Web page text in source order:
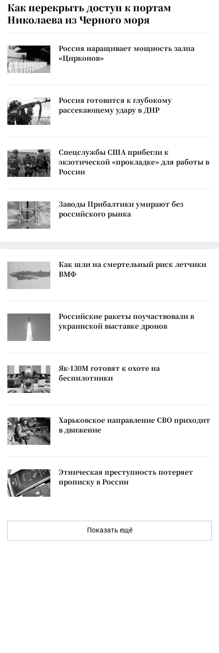
Как перекрыть доступ к портам
Николаева из Черного моря
Россия наращивает мощность залпа
«Цирконов»
Россия готовится к глубокому
рассекающему удару в ДНР
Спецслужбы США прибегли к
экзотической «прокладке» для работы в
России
Заводы Прибалтики умирают без
российского рынка
Как шли на смертельный риск летчики
ВМФ
Российские ракеты поучаствовали в
украинской выставке дронов
Як-130М готовят к охоте на
беспилотники
Харьковское направление СВО приходит
в движение
Этническая преступность потеряет
прописку в России
Показать ещё